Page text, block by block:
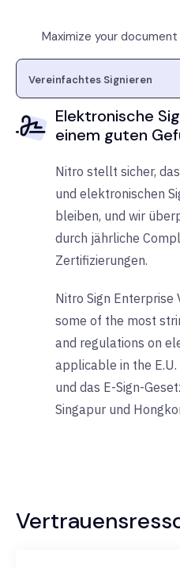
Maximize your
Elektronische
einem guten
Nitro stellt sicher,
und elektronischen
bleiben, und wir
durch jährliche
Zertifizierungen.
Nitro Sign Enterprise
some of the most
and regulations on
applicable in the E.U.
und das E-Sign-
Singapur und